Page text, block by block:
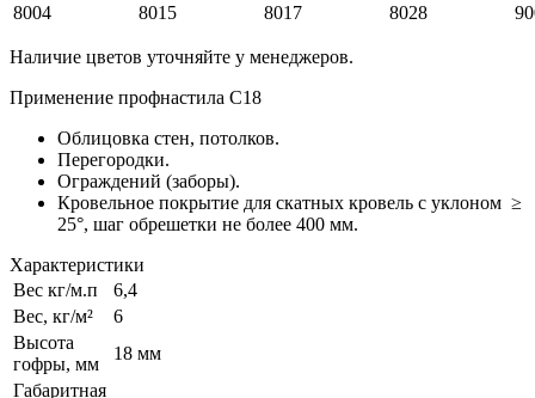
8004 8015 8017 8028
Наличие цветов уточняйте у менеджеров.
Применение профнастила С18
Облицовка стен, потолков.
Перегородки.
Ограждений (заборы).
Кровельное покрытие для скатных кровель с уклоном ≥
25°, шаг обрешетки не более 400 мм.
Характеристики
Вес кг/м.п
6,4
Вес, кг/м²
6
Высота
гофры, мм
18 мм
Габаритная